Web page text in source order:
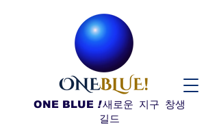
ONE BLUE ! 새로운 지구 창생
길드